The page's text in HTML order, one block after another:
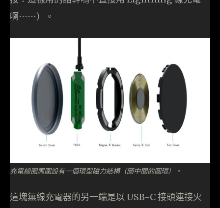
啊⋯⋯）。
充電線圈周圍設有一個環型磁力結構（圖中間的圓環）。
這塊無線充電器的另一端是以 USB-C 接頭連接火